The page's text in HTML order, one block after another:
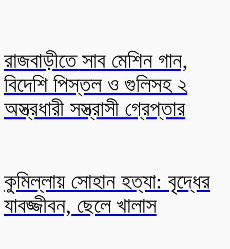
রাজবাড়ীতে সাব মেশিন গান,
বিদেশি পিস্তল ও গুলিসহ ২
অস্ত্রধারী সস্ত্রাসী গ্রেপ্তার
কুমিল্লায় সোহান হত্যা: বৃদ্ধের
যাবজ্জীবন, ছেলে খালাস